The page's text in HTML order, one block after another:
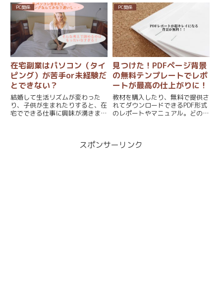
す♪今迷っている方の参考になれ
ば嬉しいです。Voova13-13.5イ
ンチパソコンバッグ（PCケー
ス）レビ...
記事が参考になるかもしれませ
ん！Macかえたら入力切り替えが
前と違ってたMac買い替えて、上
手に半角英数字が打てないと...
PC関係
在宅副業はパソコン（タイ
ピング）が苦手or未経験だ
とできない？
結婚して生活リズムが変わった
り、子供が生まれたりすると、在
宅でできる仕事に興味が湧きます
ましたが、私は仕事でパソコンを
PC関係
見つけた！PDFページ背景
の無料テンプレートでレポ
ートが最高の仕上がりに！
教材を購入したり、無料で提供さ
れてダウンロードできるPDF形式
のレポートやマニュアル。どのペ
出てない感じですよね。私もこれ
スポンサーリンク